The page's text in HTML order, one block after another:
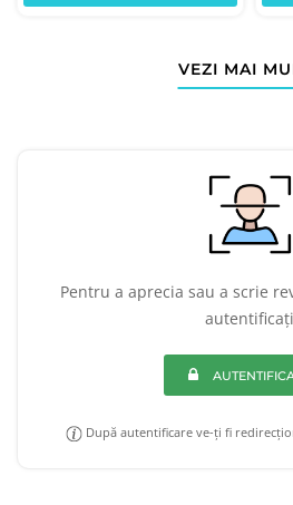
VEZI MAI
Pentru a aprecia sau a scrie
autentificați
După autentificare ve-ți fi